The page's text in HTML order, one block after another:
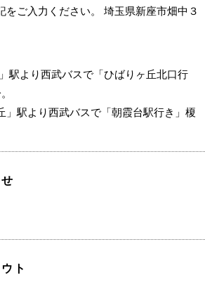
ご入力ください。 埼玉県新座市畑中３
駅より西武バスで「ひばりヶ丘北口行
」駅より西武バスで「朝霞台駅行き」榎
ト